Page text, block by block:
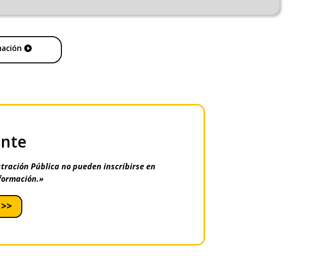
Pública no pueden inscribirse en